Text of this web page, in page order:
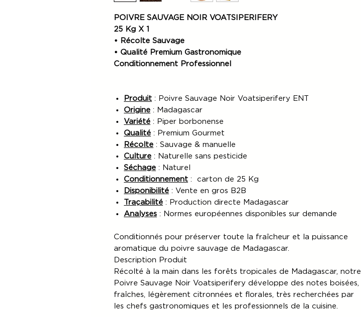
POIVRE SAUVAGE NOIR VOATSIPERIFERY
25 Kg X 1
• Récolte Sauvage
• Qualité Premium Gastronomique
Conditionnement Professionnel
Produit : Poivre Sauvage Noir Voatsiperifery ENT
Origine : Madagascar
Variété : Piper borbonense
Qualité : Premium Gourmet
Récolte : Sauvage & manuelle
Culture : Naturelle sans pesticide
Séchage : Naturel
Conditionnement : carton de 25 Kg
Disponibilité : Vente en gros B2B
Traçabilité : Production directe Madagascar
Analyses : Normes européennes disponibles sur demande
Conditionnés pour préserver toute la fraîcheur et la puissance
aromatique du poivre sauvage de Madagascar.
Description Produit
Récolté à la main dans les forêts tropicales de Madagascar, notre
Poivre Sauvage Noir Voatsiperifery développe des notes boisées,
fraîches, légèrement citronnées et florales, très recherchées par
les chefs gastronomiques et les professionnels de la cuisine.